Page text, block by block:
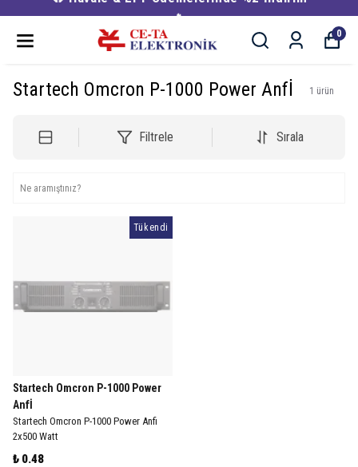
🔥
0
Startech Omcron P-1000 Power Anfİ 1 ürün
Filtrele Sırala
Tükendi
Startech Omcron P-1000 Power
Anfİ
Startech Omcron P-1000 Power Anfi
2x500 Watt
₺ 0.48